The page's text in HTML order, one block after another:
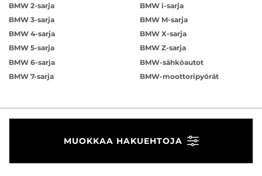
BMW 2-sarja
BMW 3-sarja
BMW 4-sarja
BMW 5-sarja
BMW 6-sarja
BMW 7-sarja
BMW i-sarja
BMW M-sarja
BMW X-sarja
BMW Z-sarja
BMW-sähköautot
BMW-moottoripyörät
MUOKKAA HAKUEHTOJA